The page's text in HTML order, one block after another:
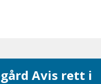
Avis rett i